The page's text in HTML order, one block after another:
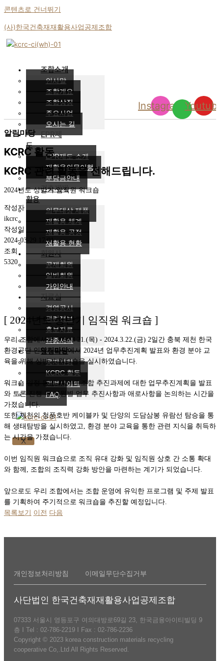
콘텐츠로 건너뛰기
(사)한국건축재재활용사업공제조합
조합소개
인사말
조합개요
조합상징
주요사업
오시는 길
EPR제
도
EPR제도 소개
재활용의무이행
분담금안내
건축재재
활용
의무대상 제품
재활용 체계
재활용 공정
재활용 현황
회원사
공제회원
일반회원
가입안내
자료실
경영공시
관련정보
홍보자료
각종서식
알림마당
공지사항
KCRC 활동
관련사이트
FAQ
X
Instagram
알림마당
KCRC 활동
KCRC 관련 활동을 전해드립니다.
2024년도 상반기 임직원 워크숍
작성자
ikcrc
작성일
2024-03-29 17:01
조회
5320
[ 2024년도 상반기 임직원 워크숍 ]
우리 조합에서는 2024.3.21.(목) - 2024.3.22.(금) 2일간 충북 제천 한국
환경공단 인재개발원에서 2024년 업무추진계획 발표와 환경 분야 교
육을 위해 상반기 워크숍을 실시하였습니다.
워크숍 일정 동안 2024년 조합 추진과제에 대한 업무추진계획을 발표
와 토론 진행 후 직원별 업무 추진사항과 애로사항을 논의하는 시간을
가졌습니다.
또한 제천의 청풍호반 케이블카 및 단양의 도담삼봉 유람선 탐승을 통
해 생태탐방을 실시하였고, 환경 분야 교육을 통한 관련 지식을 취득하
는 시간을 가졌습니다.
이번 임직원 워크숍으로 조직 유대 강화 및 임직원 상호 간 소통 확대
와 함께, 조합의 조직력 강화 방안을 마련하는 계기가 되었습니다.
앞으로도 우리 조합에서는 조합 운영에 유익한 프로그램 및 주제 발표
를 기획하여 주기적으로 워크숍을 추진할 예정입니다.
목록보기 이전 다음
개인정보처리방침 이메일무단수집거부
사단법인 한국건축재재활용사업공제조합
07333 서울시 영등포구 여의대방로69길 23, 한국금융아이티빌딩 9
층 I Tel : 02-786-2219 I Fax : 02-786-2236
Copyright © 2023 korea construction materials recycling
cooperative Co,.Ltd All Rights Reserved.